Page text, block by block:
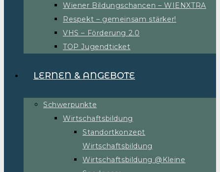
Wiener Bildungschancen – WIENXTRA
Respekt – gemeinsam stärker!
VHS – Förderung 2.0
TOP Jugendticket
LERNEN & ANGEBOTE
Schwerpunkte
Wirtschaftsbildung
Standortkonzept
Wirtschaftsbildung
Wirtschaftsbildung @Kleine